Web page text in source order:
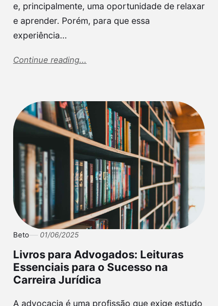
e, principalmente, uma oportunidade de relaxar
e aprender. Porém, para que essa
experiência…
Continue reading...
Beto 01/06/2025
Livros para Advogados: Leituras
Essenciais para o Sucesso na
Carreira Jurídica
A advocacia é uma profissão que exige estudo